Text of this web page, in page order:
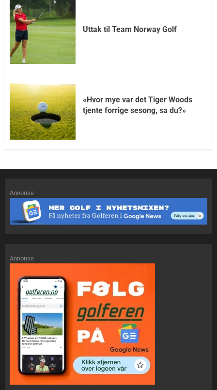
Uttak til Team Norway Golf
«Hvor mye var det Tiger Woods
tjente forrige sesong, sa du?»
Annonse
Annonse